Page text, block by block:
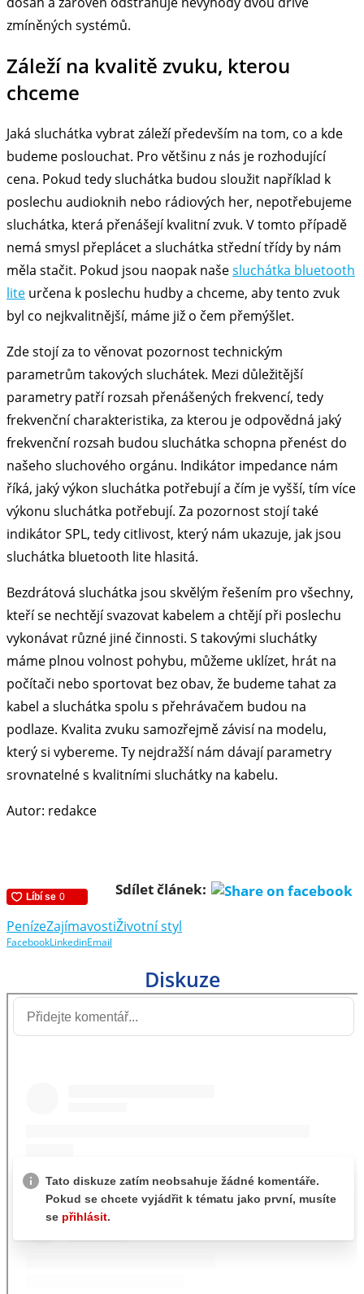
zmíněných systémů.
Záleží na kvalitě zvuku, kterou
chceme
Jaká sluchátka vybrat záleží především na tom, co a kde
budeme poslouchat. Pro většinu z nás je rozhodující
cena. Pokud tedy sluchátka budou sloužit například k
poslechu audioknih nebo rádiových her, nepotřebujeme
sluchátka, která přenášejí kvalitní zvuk. V tomto případě
nemá smysl přeplácet a sluchátka střední třídy by nám
měla stačit. Pokud jsou naopak našesluchátka bluetooth
lite určena k poslechu hudby a chceme, aby tento zvuk
byl co nejkvalitnější, máme již o čem přemýšlet.
Zde stojí za to věnovat pozornost technickým
parametrům takových sluchátek. Mezi důležitější
parametry patří rozsah přenášených frekvencí, tedy
frekvenční charakteristika, za kterou je odpovědná jaký
frekvenční rozsah budou sluchátka schopna přenést do
našeho sluchového orgánu. Indikátor impedance nám
říká, jaký výkon sluchátka potřebují a čím je vyšší, tím více
výkonu sluchátka potřebují. Za pozornost stojí také
indikátor SPL, tedy citlivost, který nám ukazuje, jak jsou
sluchátka bluetooth lite hlasitá.
Bezdrátová sluchátka jsou skvělým řešením pro všechny,
kteří se nechtějí svazovat kabelem a chtějí při poslechu
vykonávat různé jiné činnosti. S takovými sluchátky
máme plnou volnost pohybu, můžeme uklízet, hrát na
počítači nebo sportovat bez obav, že budeme tahat za
kabel a sluchátka spolu s přehrávačem budou na
podlaze. Kvalita zvuku samozřejmě závisí na modelu,
který si vybereme. Ty nejdražší nám dávají parametry
srovnatelné s kvalitními sluchátky na kabelu.
Autor: redakce
Sdílet článek:
PenízeZajímavostiŽivotní styl
FacebookLinkedinEmail
Diskuze